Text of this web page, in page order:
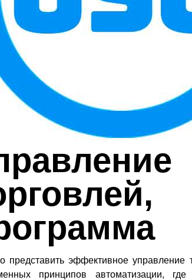
представить эффективное управление
принципов автоматизации,